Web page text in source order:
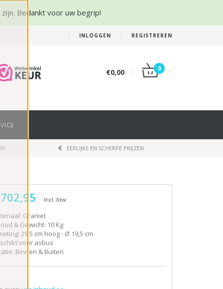
Bedankt voor uw begrip!
INLOGGEN REGISTREREN
€0,00 0
EERLIJKE EN SCHERPE PRIJZEN
Incl. btw
Graniet
& Gewicht: 10 Kg
29,5 cm hoog - Ø 19,5 cm
voor asbus
Binnen & Buiten